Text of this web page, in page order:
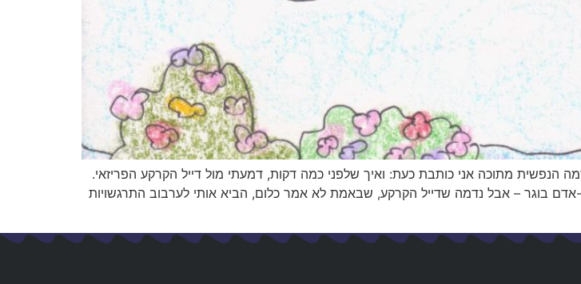
מתוכה אני כותבת כעת: ואיך שלפני כמה דקות, דמעתי מול דייל הקרקע הפריזאי.
אדם בוגר – אבל נדמה שדייל הקרקע, שבאמת לא אמר כלום, הביא אותי לערבוב התרגשויות